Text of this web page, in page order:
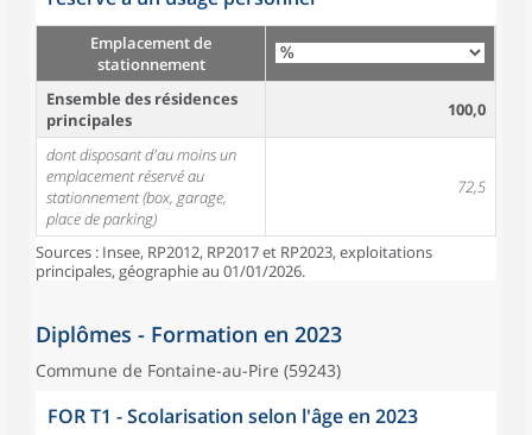
Emplacement de
stationnement
Ensemble des résidences
principales
100,0
dont disposant d'au moins un
emplacement réservé au
stationnement (box, garage,
place de parking)
72,5
Sources : Insee, RP2012, RP2017 et RP2023, exploitations
principales, géographie au 01/01/2026.
Diplômes - Formation en 2023
Commune de Fontaine-au-Pire (59243)
FOR T1 - Scolarisation selon l'âge en 2023